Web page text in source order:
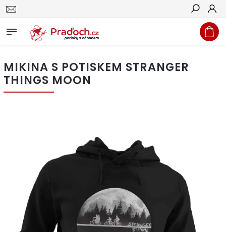
Hledat
MIKINA S POTISKEM STRANGER
THINGS MOON